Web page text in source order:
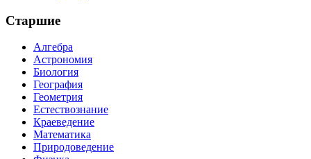
Старшие
Алгебра
Астрономия
Биология
География
Геометрия
Естествознание
Краеведение
Математика
Природоведение